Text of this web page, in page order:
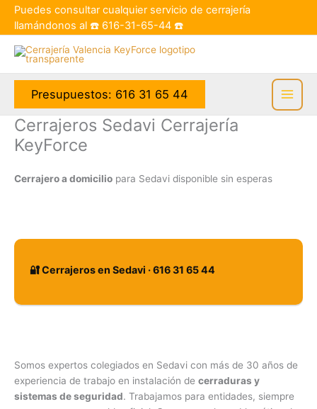
contenido
Puedes consultar cualquier servicio de cerrajería
llamándonos al ☎️ 616-31-65-44 ☎️
Presupuestos: 616 31 65 44
Cerrajeros Sedavi Cerrajería
KeyForce
Cerrajero a domicilio para Sedavi disponible sin esperas
🔐 Cerrajeros en Sedavi · 616 31 65 44
Somos expertos colegiados en Sedavi con más de 30 años de
experiencia de trabajo en instalación de cerraduras y
sistemas de seguridad. Trabajamos para entidades, siempre